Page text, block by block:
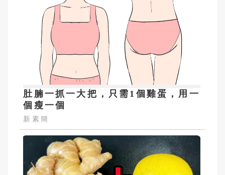
肚腩一抓一大把，只需1個雞蛋，用一
個瘦一個
新素簡